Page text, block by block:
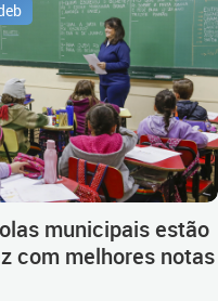
municipais estão
com melhores notas